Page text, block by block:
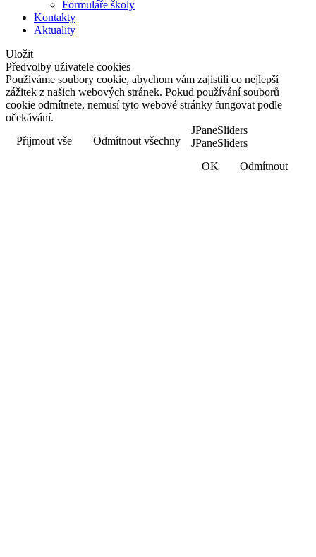
Formuláře školy
Kontakty
Aktuality
Uložit
Předvolby uživatele cookies
Používáme soubory cookie, abychom vám zajistili co nejlepší
zážitek z našich webových stránek. Pokud používání souborů
cookie odmítnete, nemusí tyto webové stránky fungovat podle
očekávání.
Přijmout vše
Odmítnout všechny
JPaneSliders
JPaneSliders
OK
Odmítnout